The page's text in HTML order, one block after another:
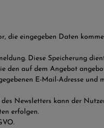
eingegeben Daten
Diese Speicherung
den auf dem Angebot
E-Mail-Adresse
Newsletters kann der
erfolgen.